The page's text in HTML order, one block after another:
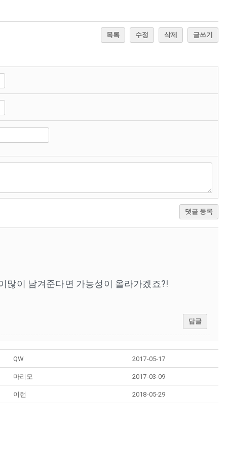
목록 수정 삭제 글쓰기
댓글 등록
많이 남겨준다면 가능성이 올라가겠죠?!
답글
QW 2017-05-17
마리모 2017-03-09
이런 2018-05-29